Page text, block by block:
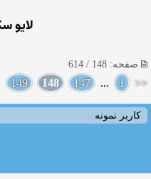
لایو
صفحه: 148 / 614
<<
1
...
147
148
149
کاربر نمونه